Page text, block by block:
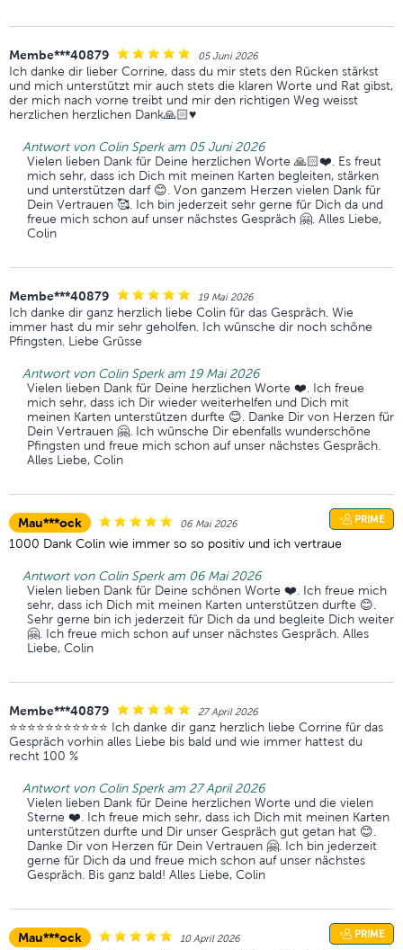
Membe***40879 05 Juni 2026
Ich danke dir lieber Corrine, dass du mir stets den Rücken stärkst
und mich unterstützt mir auch stets die klaren Worte und Rat gibst,
der mich nach vorne treibt und mir den richtigen Weg weisst
herzlichen herzlichen Dank🙏🏻♥️
Antwort von Colin Sperk am 05 Juni 2026
Vielen lieben Dank für Deine herzlichen Worte 🙏🏻❤️. Es freut
mich sehr, dass ich Dich mit meinen Karten begleiten, stärken
und unterstützen darf 😊. Von ganzem Herzen vielen Dank für
Dein Vertrauen 🥰. Ich bin jederzeit sehr gerne für Dich da und
freue mich schon auf unser nächstes Gespräch 🤗. Alles Liebe,
Colin
Membe***40879 19 Mai 2026
Ich danke dir ganz herzlich liebe Colin für das Gespräch. Wie
immer hast du mir sehr geholfen. Ich wünsche dir noch schöne
Pfingsten. Liebe Grüsse
Antwort von Colin Sperk am 19 Mai 2026
Vielen lieben Dank für Deine herzlichen Worte ❤️. Ich freue
mich sehr, dass ich Dir wieder weiterhelfen und Dich mit
meinen Karten unterstützen durfte 😊. Danke Dir von Herzen für
Dein Vertrauen 🤗. Ich wünsche Dir ebenfalls wunderschöne
Pfingsten und freue mich schon auf unser nächstes Gespräch.
Alles Liebe, Colin
Mau***ock 06 Mai 2026 PRIME
1000 Dank Colin wie immer so so positiv und ich vertraue
Antwort von Colin Sperk am 06 Mai 2026
Vielen lieben Dank für Deine schönen Worte ❤️. Ich freue mich
sehr, dass ich Dich mit meinen Karten unterstützen durfte 😊.
Sehr gerne bin ich jederzeit für Dich da und begleite Dich weiter
🤗. Ich freue mich schon auf unser nächstes Gespräch. Alles
Liebe, Colin
Membe***40879 27 April 2026
⭐️⭐️⭐️⭐️⭐️⭐️⭐️⭐️⭐️⭐️⭐️ Ich danke dir ganz herzlich liebe Corrine für das
Gespräch vorhin alles Liebe bis bald und wie immer hattest du
recht 100 %
Antwort von Colin Sperk am 27 April 2026
Vielen lieben Dank für Deine herzlichen Worte und die vielen
Sterne ❤️. Ich freue mich sehr, dass ich Dich mit meinen Karten
unterstützen durfte und Dir unser Gespräch gut getan hat 😊.
Danke Dir von Herzen für Dein Vertrauen 🤗. Ich bin jederzeit
gerne für Dich da und freue mich schon auf unser nächstes
Gespräch. Bis ganz bald! Alles Liebe, Colin
Mau***ock 10 April 2026 PRIME